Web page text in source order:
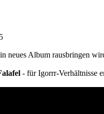
neues Album rausbringen
- für Igorrr-Verhältnisse